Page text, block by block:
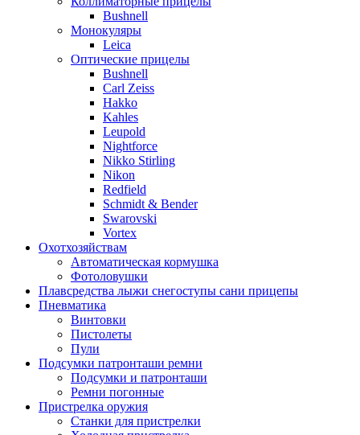
Bushnell
Монокуляры
Leica
Оптические прицелы
Bushnell
Carl Zeiss
Hakko
Kahles
Leupold
Nightforce
Nikko Stirling
Nikon
Redfield
Schmidt & Bender
Swarovski
Vortex
Охотхозяйствам
Автоматическая кормушка
Фотоловушки
Плавсредства лыжи снегоступы сани прицепы
Пневматика
Винтовки
Пистолеты
Пули
Подсумки патронташи ремни
Подсумки и патронташи
Ремни погонные
Пристрелка оружия
Станки для пристрелки